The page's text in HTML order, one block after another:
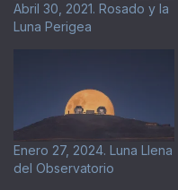
Abril 30, 2021. Rosado y la
Luna Perigea
Enero 27, 2024. Luna Llena
del Observatorio